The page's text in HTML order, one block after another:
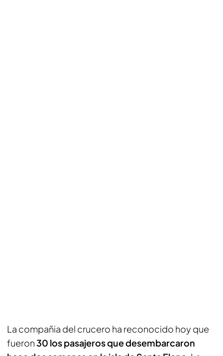
La compañia del crucero ha reconocido hoy que
fueron30 los pasajeros que desembarcaron